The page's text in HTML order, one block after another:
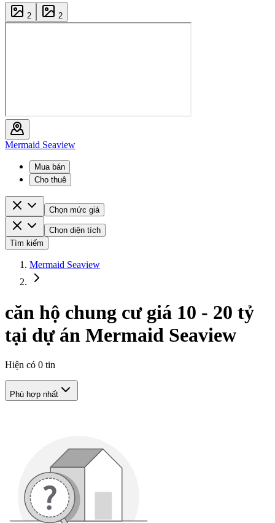
2 2
Mermaid Seaview
Mua bán
Cho thuê
Chọn mức giá
Chọn diện tích
Tìm kiếm
Mermaid Seaview
căn hộ chung cư giá 10 - 20 tỷ
tại dự án Mermaid Seaview
Hiện có 0 tin
Phù hợp nhất